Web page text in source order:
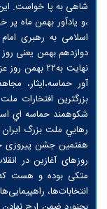
،و یادآور بهمن ماه
اسلامی به رهبری
دوازدهم بهمن یعنی روز
نهایت به۲۲
آور حماسه،ایثار،
بزرگترين افتخارات
رهايي ملت بزرگ
هفتمین جشن پیروزی
روز‌های آغازین در
متکی بوده و هست
انتخابات‌ها،